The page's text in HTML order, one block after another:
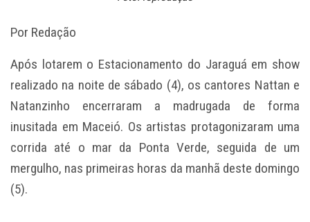
Por Redação
Após lotarem o Estacionamento do Jaraguá em show
realizado na noite de sábado (4), os cantores Nattan e
Natanzinho encerraram a madrugada de forma
inusitada em Maceió. Os artistas protagonizaram uma
corrida até o mar da Ponta Verde, seguida de um
mergulho, nas primeiras horas da manhã deste domingo
(5).